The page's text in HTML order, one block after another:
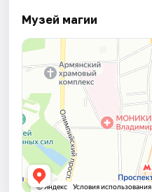
Музей магии